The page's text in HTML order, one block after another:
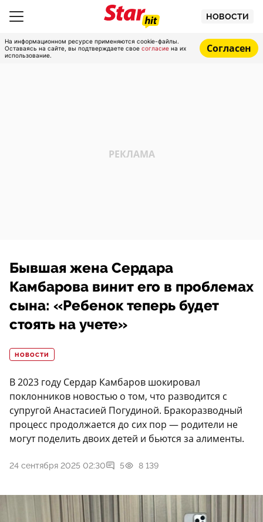
НОВОСТИ
На информационном ресурсе применяются cookie-файлы.
Оставаясь на сайте, вы подтверждаете свое согласие на их
использование.
Согласен
Бывшая жена Сердара
Камбарова винит его в проблемах
сына: «Ребенок теперь будет
стоять на учете»
НОВОСТИ
В 2023 году Сердар Камбаров шокировал
поклонников новостью о том, что разводится с
супругой Анастасией Погудиной. Бракоразводный
процесс продолжается до сих пор — родители не
могут поделить двоих детей и бьются за алименты.
24 сентября 2025 02:30 5 8 139